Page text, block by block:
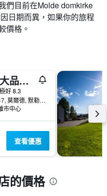
們目前在Molde domkirke​
日期而異，如果你的旅程
價格。
亞歷山大品質酒店 - 莫德
極好 8.3
Storagta, 1-7, 莫爾德, 默勒魯姆斯達爾郡, 挪威
市中心
查看優惠
的價格